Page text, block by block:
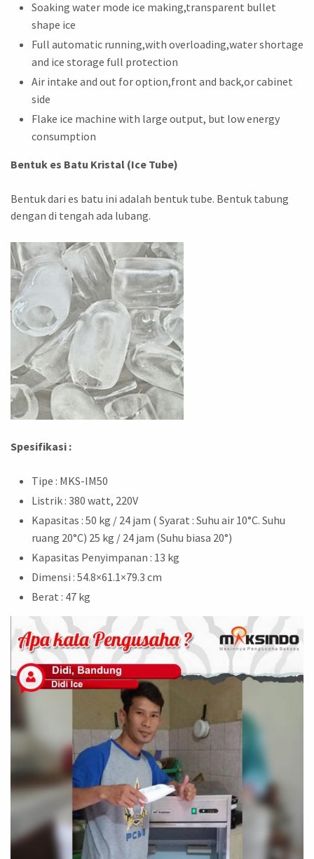
Soaking water mode ice making,transparent bullet
shape ice
Full automatic running,with overloading,water shortage
and ice storage full protection
Air intake and out for option,front and back,or cabinet
side
Flake ice machine with large output, but low energy
consumption
Bentuk es Batu Kristal (Ice Tube)
Bentuk dari es batu ini adalah bentuk tube. Bentuk tabung
dengan di tengah ada lubang.
Spesifikasi :
Tipe : MKS-IM50
Listrik : 380 watt, 220V
Kapasitas : 50 kg / 24 jam ( Syarat : Suhu air 10°C. Suhu
ruang 20°C) 25 kg / 24 jam (Suhu biasa 20°)
Kapasitas Penyimpanan : 13 kg
Dimensi : 54.8×61.1×79.3 cm
Berat : 47 kg